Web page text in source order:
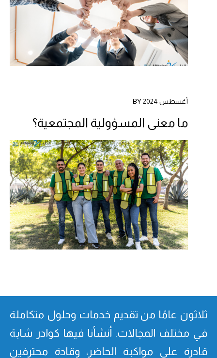
أغسطس 2024 BY
ما معنى المسؤولية المجتمعية؟
ثلاثون عامًا من تقدیم خدمات وحلول متكاملة
في مختلف المجالات. أنشأنا فیھا كوادر شابة
قادرة على مواكبة الحاضر، وقادة محترفین